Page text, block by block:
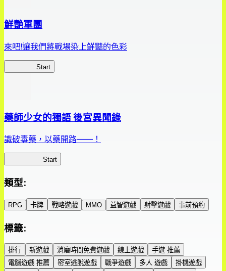
鮮艷軍團
來吧!讓我們將戰場染上鮮豔的色彩
Start
藥師少女的獨語 後宮異聞錄
識破毒藥，以藥開路——！
Start
類型:
RPG 卡牌 戰略遊戲 MMO 益智遊戲 射擊遊戲 事前預約
標籤:
排行 新遊戲 消磨時間免費遊戲 線上遊戲
手遊 推薦
電腦遊戲 推薦
密室逃脫遊戲 戰爭遊戲 多人 遊戲 掛機遊戲